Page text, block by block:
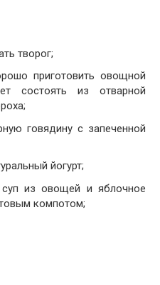
творог;
приготовить овощной
состоять из отварной
говядину с запеченной
йогурт;
суп из овощей и яблочное
компотом;